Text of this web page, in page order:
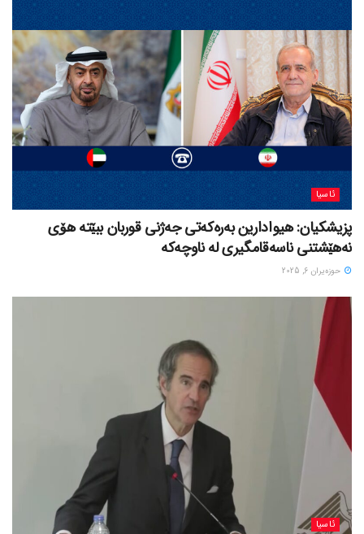
ئاسیا
پزیشکیان: هیوادارین بەرەکەتی جەژنی قوربان ببێتە هۆی
نەهێشتنی ناسەقامگیری لە ناوچەکە
حوزه‌یران 6, 2025
ئاسیا